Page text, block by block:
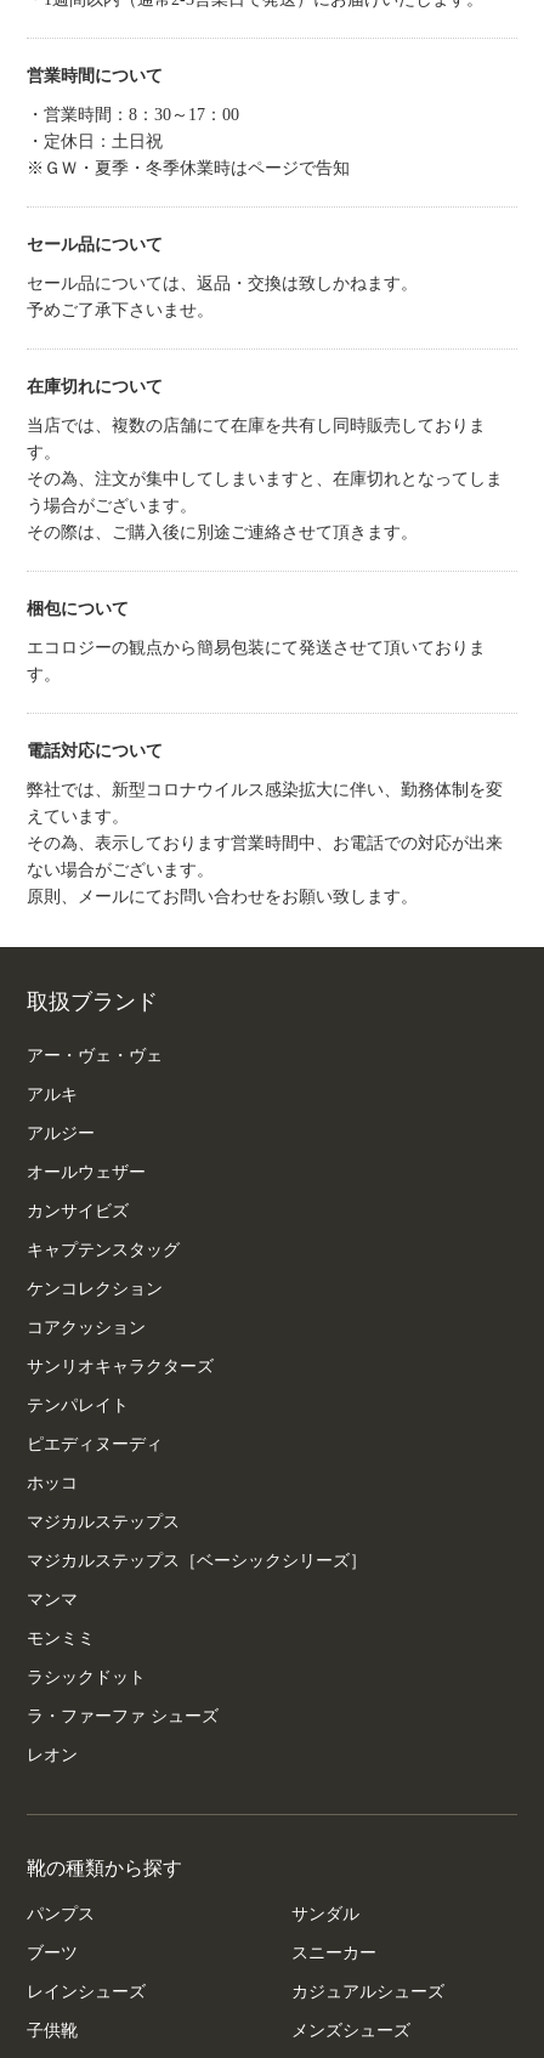
営業時間について
・営業時間：8：30～17：00
・定休日：土日祝
※ＧＷ・夏季・冬季休業時はページで告知
セール品について
セール品については、返品・交換は致しかねます。
予めご了承下さいませ。
在庫切れについて
当店では、複数の店舗にて在庫を共有し同時販売しておりま
す。
その為、注文が集中してしまいますと、在庫切れとなってしま
う場合がございます。
その際は、ご購入後に別途ご連絡させて頂きます。
梱包について
エコロジーの観点から簡易包装にて発送させて頂いておりま
す。
電話対応について
弊社では、新型コロナウイルス感染拡大に伴い、勤務体制を変
えています。
その為、表示しております営業時間中、お電話での対応が出来
ない場合がございます。
原則、メールにてお問い合わせをお願い致します。
取扱ブランド
アー・ヴェ・ヴェ
アルキ
アルジー
オールウェザー
カンサイビズ
キャプテンスタッグ
ケンコレクション
コアクッション
サンリオキャラクターズ
テンパレイト
ピエディヌーディ
ホッコ
マジカルステップス
マジカルステップス［ベーシックシリーズ］
マンマ
モンミミ
ラシックドット
ラ・ファーファ シューズ
レオン
靴の種類から探す
パンプス サンダル
ブーツ スニーカー
レインシューズ カジュアルシューズ
子供靴 メンズシューズ